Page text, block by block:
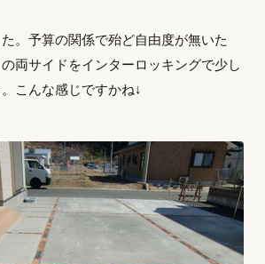
。予算の関係で殆ど自由度が無いた
両サイドをインターロッキングで少し
こんな感じですかね↓